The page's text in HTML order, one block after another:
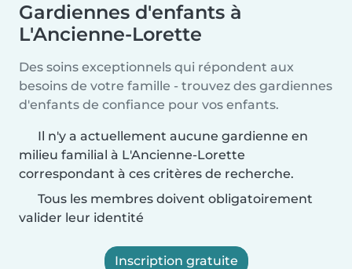
Gardiennes d'enfants à
L'Ancienne-Lorette
Des soins exceptionnels qui répondent aux
besoins de votre famille - trouvez des gardiennes
d'enfants de confiance pour vos enfants.
Il n'y a actuellement aucune gardienne en
milieu familial à L'Ancienne-Lorette
correspondant à ces critères de recherche.
Tous les membres doivent obligatoirement
valider leur identité
Inscription gratuite